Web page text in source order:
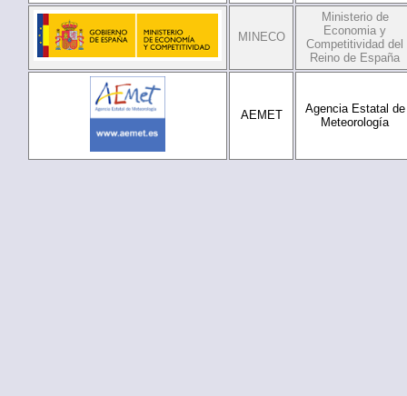
MINECO
Ministerio de
Economia y
Competitividad del
Reino de España
AEMET
Agencia Estatal de
Meteorología